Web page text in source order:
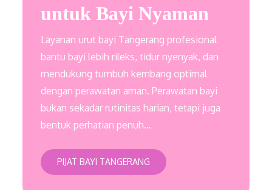
untuk Bayi Nyaman
Layanan urut bayi Tangerang profesional
bantu bayi lebih rileks, tidur nyenyak, dan
mendukung tumbuh kembang optimal
dengan perawatan aman. Perawatan bayi
bukan sekadar rutinitas harian, tetapi juga
bentuk perhatian penuh…
PIJAT BAYI TANGERANG